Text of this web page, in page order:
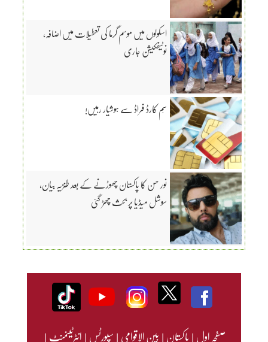
اسکولوں میں موسم گرما کی تعطیلات میں اضافہ،
نوٹیفکیشن جاری
سِم کارڈ فراڈ سے ہوشیار رہیں!
نور حسن کا پاکستان چھوڑنے کے بعد طنزیہ بیان،
سوشل میڈیا پر بحث چھڑ گئی
صفحہ اول|پاکستان|بین الاقوامی|سپورٹس|انٹرٹینمنٹ|